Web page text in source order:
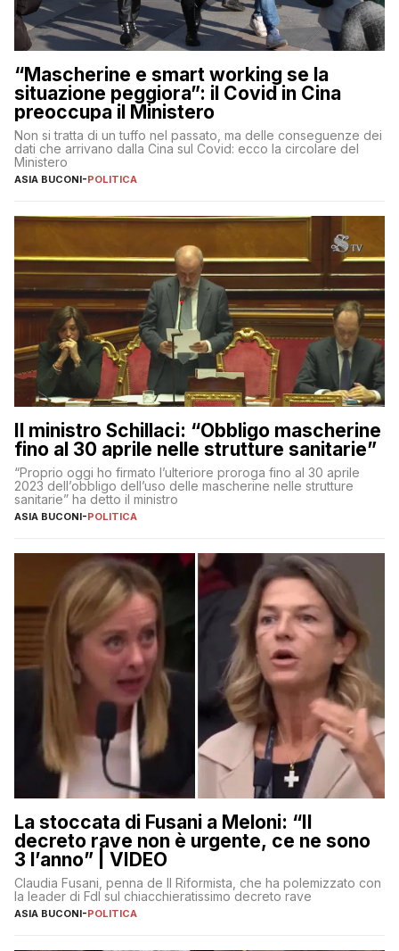
“Mascherine e smart working se la
situazione peggiora”: il Covid in Cina
preoccupa il Ministero
Non si tratta di un tuffo nel passato, ma delle conseguenze dei
dati che arrivano dalla Cina sul Covid: ecco la circolare del
Ministero
ASIA BUCONI-POLITICA
Il ministro Schillaci: “Obbligo mascherine
fino al 30 aprile nelle strutture sanitarie”
“Proprio oggi ho firmato l’ulteriore proroga fino al 30 aprile
2023 dell’obbligo dell’uso delle mascherine nelle strutture
sanitarie” ha detto il ministro
ASIA BUCONI-POLITICA
La stoccata di Fusani a Meloni: “Il
decreto rave non è urgente, ce ne sono
3 l’anno” | VIDEO
Claudia Fusani, penna de Il Riformista, che ha polemizzato con
la leader di FdI sul chiacchieratissimo decreto rave
ASIA BUCONI-POLITICA